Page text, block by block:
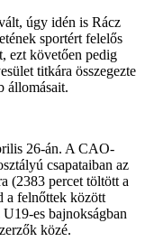
úgy idén is Rácz
sportért felelős
ezt követően pedig
titkára összegezte
állomásait.
26-án. A CAO-
csapataiban az
(2383 percet töltött a
a felnőttek között
es bajnokságban
közé.